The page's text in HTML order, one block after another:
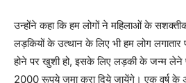
उन्होंने कहा कि हम लोगों ने महिलाओं के
लड़कियों के उत्थान के लिए भी हम लोग लगातार
होने पर खुशी हो, इसके लिए लड़की के जन्म लेने
2000 रूपये जमा करा दिये जायेंगे। एक वर्ष